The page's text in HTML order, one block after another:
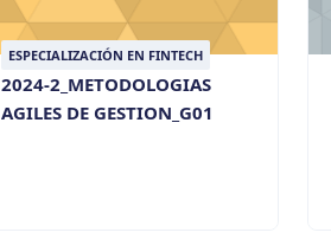
ESPECIALIZACIÓN EN FINTECH
2024-2_METODOLOGIAS
AGILES DE GESTION_G01